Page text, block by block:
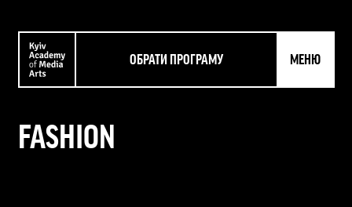
ОБРАТИ ПРОГРАМУ МЕНЮ
FASHION